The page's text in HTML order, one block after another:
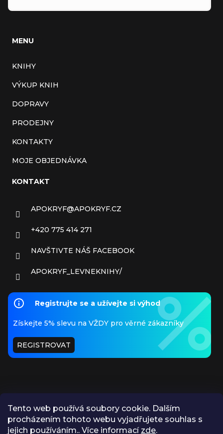
Tento web používá soubory cookie. Dalším
procházením tohoto webu vyjadřujete souhlas s
jejich používáním.. Více informací zde.
MENU
KNIHY
VÝKUP KNIH
DOPRAVY
PRODEJNY
KONTAKTY
MOJE OBJEDNÁVKA
KONTAKT
APOKRYF@APOKRYF.CZ
+420 775 414 271
NAVŠTIVTE NÁŠ FACEBOOK
APOKRYF_LEVNEKNIHY/
Registrujte se a užívejte si výhod
Získejte 5% slevu na VŽDY pro věrné zákazníky
REGISTROVAT
PŘIJÍMÁME ONLINE PLATBY